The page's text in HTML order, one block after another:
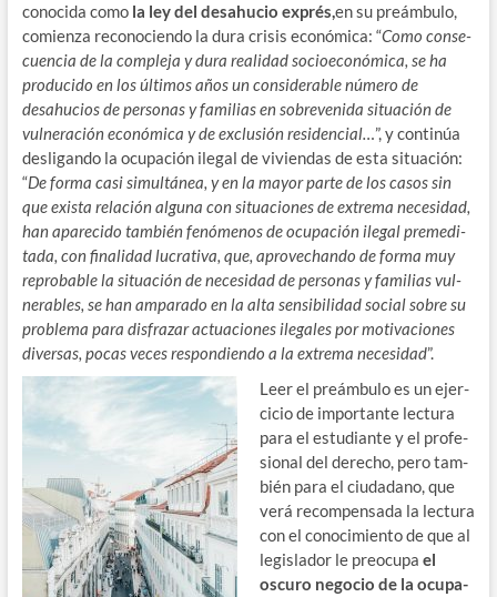
cono­ci­da como la ley del desahu­cio exprés,en su preám­bu­lo,
comien­za reco­no­cien­do la dura cri­sis eco­nó­mi­ca: “Como con­se­
cuen­cia de la com­ple­ja y dura reali­dad socio­eco­nó­mi­ca, se ha
pro­du­ci­do en los últi­mos años un con­si­de­ra­ble núme­ro de
desahu­cios de per­so­nas y fami­lias en sobre­ve­ni­da situa­ción de
vul­ne­ra­ción eco­nó­mi­ca y de exclu­sión resi­den­cial…”, y con­ti­núa
des­li­gan­do la ocu­pa­ción ile­gal de vivien­das de esta situa­ción:
“De for­ma casi simul­tá­nea, y en la mayor par­te de los casos sin
que exis­ta rela­ción algu­na con situa­cio­nes de extre­ma nece­si­dad,
han apa­re­ci­do tam­bién fenó­me­nos de ocu­pa­ción ile­gal pre­me­di­
ta­da, con fina­li­dad lucra­ti­va, que, apro­ve­chan­do de for­ma muy
repro­ba­ble la situa­ción de nece­si­dad de per­so­nas y fami­lias vul­
ne­ra­bles, se han ampa­ra­do en la alta sen­si­bi­li­dad social sobre su
pro­ble­ma para dis­fra­zar actua­cio­nes ile­ga­les por moti­va­cio­nes
diver­sas, pocas veces res­pon­dien­do a la extre­ma nece­si­dad”.
Leer el preám­bu­lo es un ejer­
ci­cio de impor­tan­te lec­tu­ra
para el estu­dian­te y el pro­fe­
sio­nal del dere­cho, pero tam­
bién para el ciu­da­dano, que
verá recom­pen­sa­da la lec­tu­ra
con el cono­ci­mien­to de que al
legis­la­dor le preo­cu­pa el
oscu­ro nego­cio de la ocu­pa­